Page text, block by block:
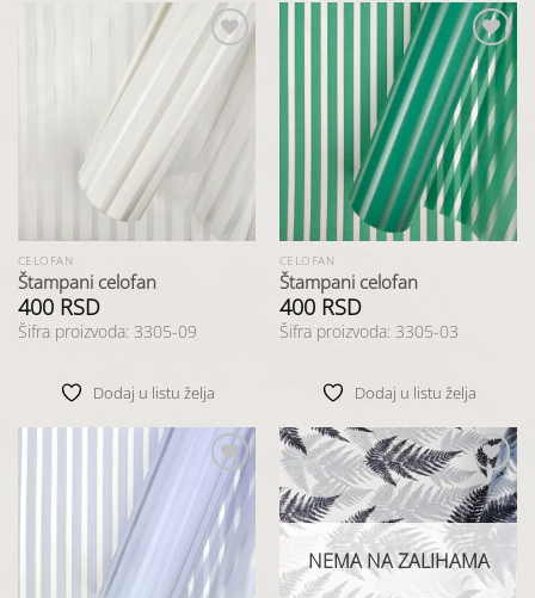
Dodaj
u listu
želja
CELOFAN
Štampani celofan
400 RSD
Šifra proizvoda: 3305-09
Dodaj u listu želja
Dodaj
u listu
želja
CELOFAN
Štampani celofan
400 RSD
Šifra proizvoda: 3305-03
Dodaj u listu želja
Dodaj
u listu
želja
Dodaj
u listu
želja
NEMA NA ZALIHAMA